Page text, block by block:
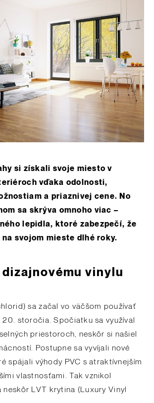
si získali svoje miesto v
vďaka odolnosti,
a priaznivej cene. No
sa skrýva omnoho viac –
lepidla, ktoré zabezpečí, že
svojom mieste dlhé roky.
dizajnovému vinylu
sa začal vo väčšom používať
storočia. Spočiatku sa využíval
priestoroch, neskôr si našiel
Postupne sa vyvíjali nové
spájali výhody PVC s atraktívnejším
vlastnosťami. Tak vznikol
neskôr LVT krytina (Luxury Vinyl